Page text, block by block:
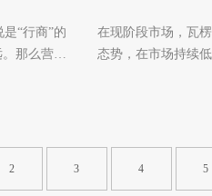
“行商”的
那么营销
的营销模
在现阶段市场，瓦
态势，在市场持续
展。 对于瓦楞板厂
2 3 4 5